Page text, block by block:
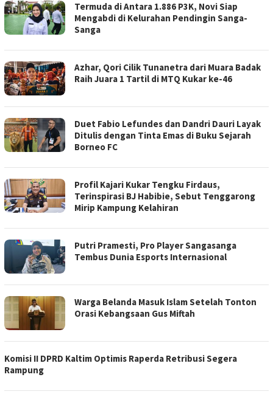
Termuda di Antara 1.886 P3K, Novi Siap
Mengabdi di Kelurahan Pendingin Sanga-
Sanga
Azhar, Qori Cilik Tunanetra dari Muara Badak
Raih Juara 1 Tartil di MTQ Kukar ke-46
Duet Fabio Lefundes dan Dandri Dauri Layak
Ditulis dengan Tinta Emas di Buku Sejarah
Borneo FC
Profil Kajari Kukar Tengku Firdaus,
Terinspirasi BJ Habibie, Sebut Tenggarong
Mirip Kampung Kelahiran
Putri Pramesti, Pro Player Sangasanga
Tembus Dunia Esports Internasional
Warga Belanda Masuk Islam Setelah Tonton
Orasi Kebangsaan Gus Miftah
Komisi II DPRD Kaltim Optimis Raperda Retribusi Segera
Rampung